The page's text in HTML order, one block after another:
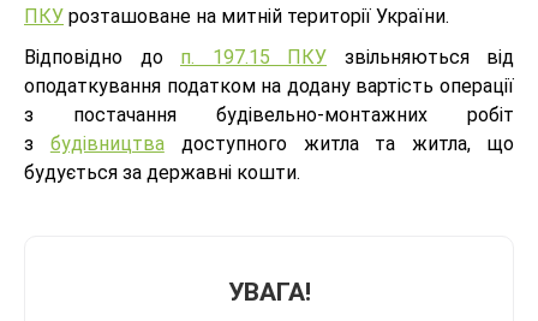
ПКУ розташоване на митній території України.
Відповідно до п. 197.15 ПКУ звільняються від
оподаткування податком на додану вартість операції
з постачання будівельно-монтажних робіт
з будівництвадоступного житла та житла, що
будується за державні кошти.
УВАГА!